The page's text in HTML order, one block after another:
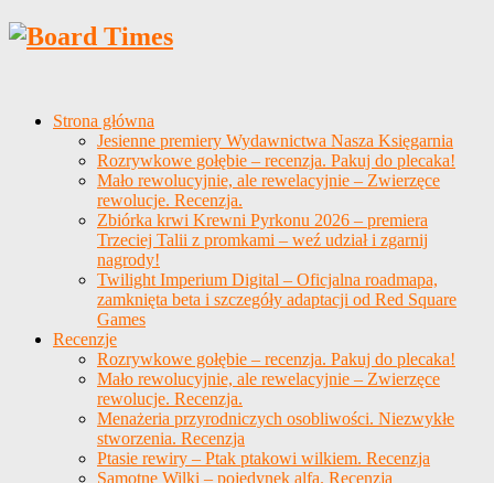
Strona główna
Jesienne premiery Wydawnictwa Nasza Księgarnia
Rozrywkowe gołębie – recenzja. Pakuj do plecaka!
Mało rewolucyjnie, ale rewelacyjnie – Zwierzęce
rewolucje. Recenzja.
Zbiórka krwi Krewni Pyrkonu 2026 – premiera
Trzeciej Talii z promkami – weź udział i zgarnij
nagrody!
Twilight Imperium Digital – Oficjalna roadmapa,
zamknięta beta i szczegóły adaptacji od Red Square
Games
Recenzje
Rozrywkowe gołębie – recenzja. Pakuj do plecaka!
Mało rewolucyjnie, ale rewelacyjnie – Zwierzęce
rewolucje. Recenzja.
Menażeria przyrodniczych osobliwości. Niezwykłe
stworzenia. Recenzja
Ptasie rewiry – Ptak ptakowi wilkiem. Recenzja
Samotne Wilki – pojedynek alfa. Recenzja